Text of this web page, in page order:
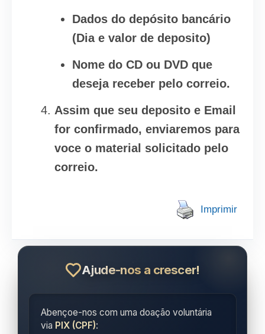
Dados do depósito bancário
(Dia e valor de deposito)
Nome do CD ou DVD que
deseja receber pelo correio.
Assim que seu deposito e Email
for confirmado, enviaremos para
voce o material solicitado pelo
correio.
Imprimir
Ajude-nos a crescer!
Abençoe-nos com uma doação voluntária
via PIX (CPF):